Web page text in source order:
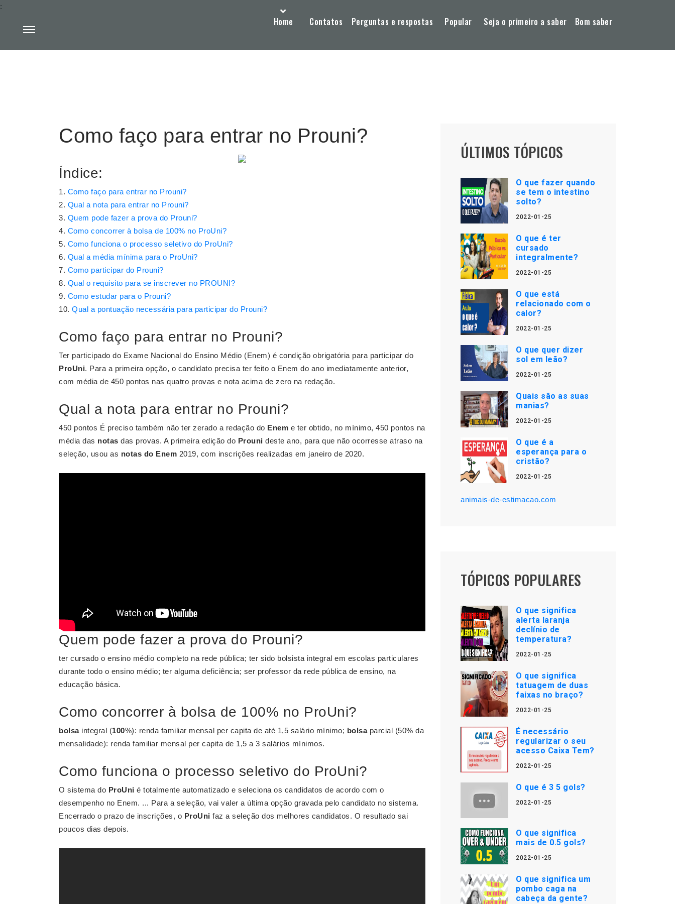
Home Contatos Perguntas e respostas Popular Seja o primeiro a saber Bom saber
:
Como faço para entrar no Prouni?
Índice:
Como faço para entrar no Prouni?
Qual a nota para entrar no Prouni?
Quem pode fazer a prova do Prouni?
Como concorrer à bolsa de 100% no ProUni?
Como funciona o processo seletivo do ProUni?
Qual a média mínima para o ProUni?
Como participar do Prouni?
Qual o requisito para se inscrever no PROUNI?
Como estudar para o Prouni?
Qual a pontuação necessária para participar do Prouni?
Como faço para entrar no Prouni?
Ter participado do Exame Nacional do Ensino Médio (Enem) é condição obrigatória para participar do
ProUni. Para a primeira opção, o candidato precisa ter feito o Enem do ano imediatamente anterior,
com média de 450 pontos nas quatro provas e nota acima de zero na redação.
Qual a nota para entrar no Prouni?
450 pontos É preciso também não ter zerado a redação do Enem e ter obtido, no mínimo, 450 pontos na
média das notas das provas. A primeira edição do Prouni deste ano, para que não ocorresse atraso na
seleção, usou as notas do Enem 2019, com inscrições realizadas em janeiro de 2020.
Quem pode fazer a prova do Prouni?
ter cursado o ensino médio completo na rede pública; ter sido bolsista integral em escolas particulares
durante todo o ensino médio; ter alguma deficiência; ser professor da rede pública de ensino, na
educação básica.
Como concorrer à bolsa de 100% no ProUni?
bolsaintegral (100%): renda familiar mensal per capita de até 1,5 salário mínimo; bolsaparcial (50% da
mensalidade): renda familiar mensal per capita de 1,5 a 3 salários mínimos.
Como funciona o processo seletivo do ProUni?
O sistema do ProUni é totalmente automatizado e seleciona os candidatos de acordo com o
desempenho no Enem. ... Para a seleção, vai valer a última opção gravada pelo candidato no sistema.
Encerrado o prazo de inscrições, o ProUni faz a seleção dos melhores candidatos. O resultado sai
poucos dias depois.
ÚLTIMOS TÓPICOS
O que fazer quando
se tem o intestino
solto?
2022-01-25
O que é ter
cursado
integralmente?
2022-01-25
O que está
relacionado com o
calor?
2022-01-25
O que quer dizer
sol em leão?
2022-01-25
Quais são as suas
manias?
2022-01-25
O que é a
esperança para o
cristão?
2022-01-25
animais-de-estimacao.com
TÓPICOS POPULARES
O que significa
alerta laranja
declínio de
temperatura?
2022-01-25
O que significa
tatuagem de duas
faixas no braço?
2022-01-25
É necessário
regularizar o seu
acesso Caixa Tem?
2022-01-25
O que é 3 5 gols?
2022-01-25
O que significa
mais de 0.5 gols?
2022-01-25
O que significa um
pombo caga na
cabeça da gente?